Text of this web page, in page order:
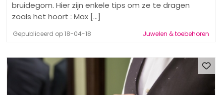
bruidegom. Hier zijn enkele tips om ze te dragen
zoals het hoort : Max [...]
Gepubliceerd op 18-04-18 Juwelen & toebehoren